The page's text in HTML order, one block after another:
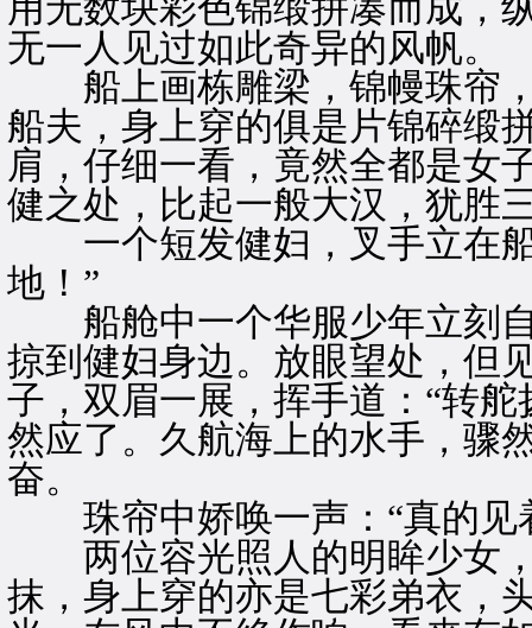
用无数块彩色锦缎拼凑而成，
无一人见过如此奇异的风帆。
船上画栋雕梁，锦幔珠帘，
船夫，身上穿的俱是片锦碎缎
肩，仔细一看，竟然全都是女
健之处，比起一般大汉，犹胜
一个短发健妇，叉手立在船
地！”
船舱中一个华服少年立刻自
掠到健妇身边。放眼望处，但
子，双眉一展，挥手道：“转
然应了。久航海上的水手，骤
奋。
珠帘中娇唤一声：“真的见
两位容光照人的明眸少女，
抹，身上穿的亦是七彩弟衣，